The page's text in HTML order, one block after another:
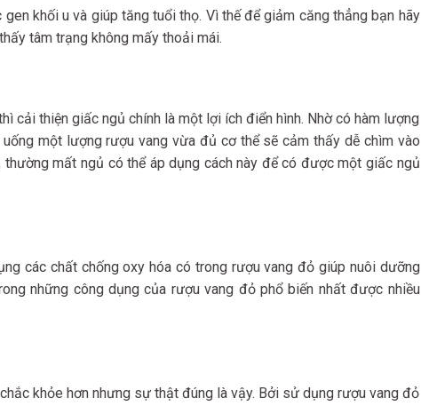
khối u và giúp tăng tuổi thọ. Vì thế để giảm căng thẳng bạn hãy
tâm trạng không mấy thoải mái.
cải thiện giấc ngủ chính là một lợi ích điển hình. Nhờ có hàm lượng
một lượng rượu vang vừa đủ cơ thể sẽ cảm thấy dễ chìm vào
mất ngủ có thể áp dụng cách này để có được một giấc ngủ
các chất chống oxy hóa có trong rượu vang đỏ giúp nuôi dưỡng
những công dụng của rượu vang đỏ phổ biến nhất được nhiều
khỏe hơn nhưng sự thật đúng là vậy. Bởi sử dụng rượu vang đỏ